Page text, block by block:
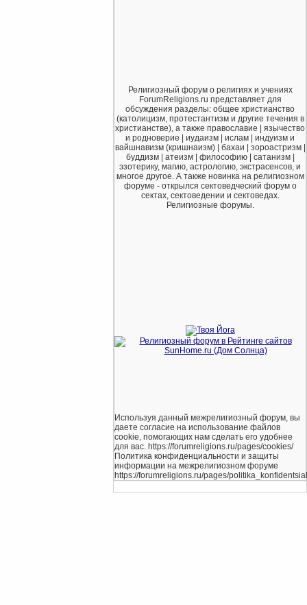
Религиозный форум о религиях и учениях
ForumReligions.ru представляет для
обсуждения разделы: общее христианство
(католицизм, протестантизм и другие течения в
христианстве), а также православие | язычество
и родноверие | иудаизм | ислам | индуизм и
вайшнавизм (кришнаизм) | бахаи | зороастризм |
буддизм | атеизм | философию | сатанизм |
эзотерику, магию, астрологию, экстрасенсов, и
многое другое. А также новинка на религиозном
форуме - открылся сектоведческий форум о
сектах, сектоведении и сектоведах.
Религиозные форумы.
Используя данный межрелигиозный форум, вы
даете согласие на использование файлов
cookie, помогающих нам сделать его удобнее
для вас. https://forumreligions.ru/pages/cookies/
Политика конфиденциальности и защиты
информации на межрелигиозном форуме
https://forumreligions.ru/pages/